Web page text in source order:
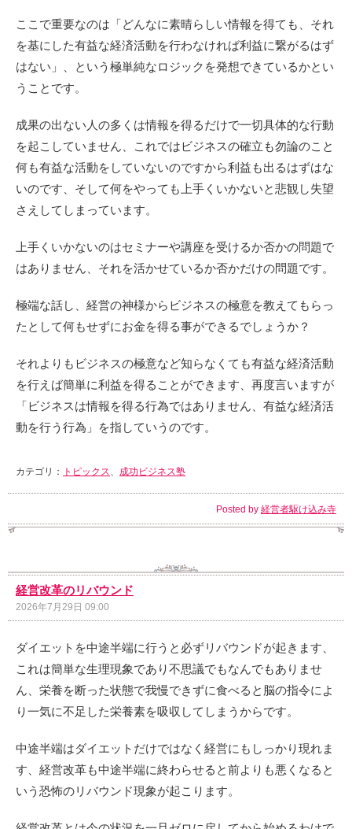
ここで重要なのは「どんなに素晴らしい情報を得ても、それ
を基にした有益な経済活動を行わなければ利益に繋がるはず
はない」、という極単純なロジックを発想できているかとい
うことです。
成果の出ない人の多くは情報を得るだけで一切具体的な行動
を起こしていません、これではビジネスの確立も勿論のこと
何も有益な活動をしていないのですから利益も出るはずはな
いのです、そして何をやっても上手くいかないと悲観し失望
さえしてしまっています。
上手くいかないのはセミナーや講座を受けるか否かの問題で
はありません、それを活かせているか否かだけの問題です。
極端な話し、経営の神様からビジネスの極意を教えてもらっ
たとして何もせずにお金を得る事ができるでしょうか？
それよりもビジネスの極意など知らなくても有益な経済活動
を行えば簡単に利益を得ることができます、再度言いますが
「ビジネスは情報を得る行為ではありません、有益な経済活
動を行う行為」を指していうのです。
カテゴリ： トピックス、 成功ビジネス塾
Posted by 経営者駆け込み寺
経営改革のリバウンド
2026年7月29日 09:00
ダイエットを中途半端に行うと必ずリバウンドが起きます、
これは簡単な生理現象であり不思議でもなんでもありませ
ん、栄養を断った状態で我慢できずに食べると脳の指令によ
り一気に不足した栄養素を吸収してしまうからです。
中途半端はダイエットだけではなく経営にもしっかり現れま
す、経営改革も中途半端に終わらせると前よりも悪くなると
いう恐怖のリバウンド現象が起こります。